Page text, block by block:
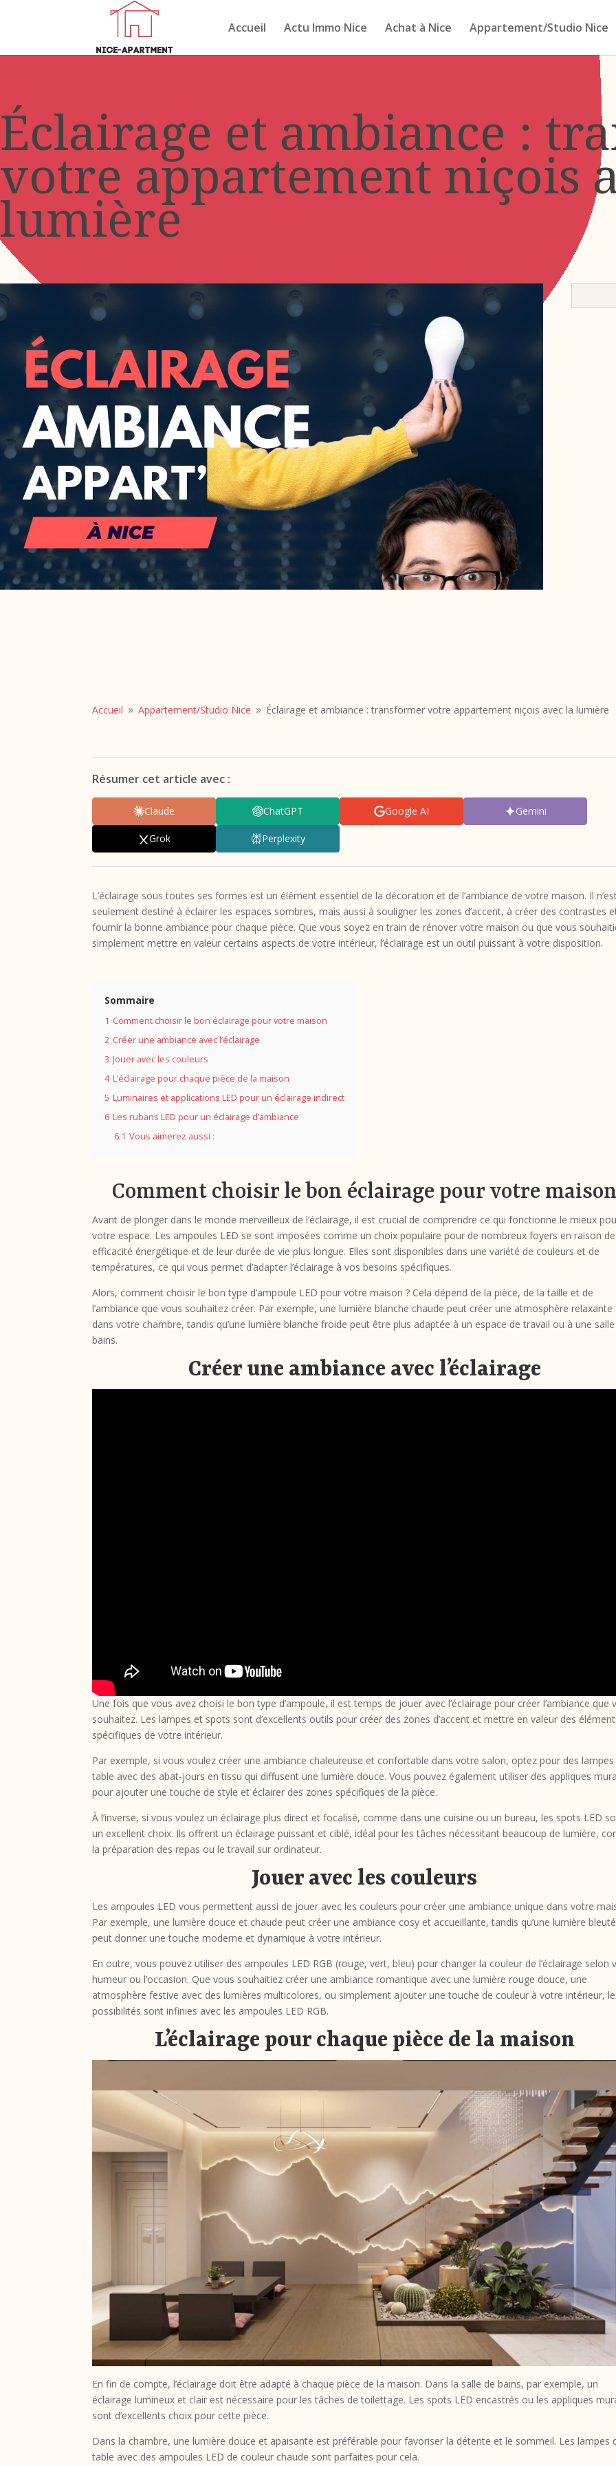
Accueil Actu Immo Nice Achat à Nice Appartement/Studio Nice
Éclairage et ambiance :
votre appartement niçois
lumière
Accueil 9 Appartement/Studio Nice 9 Éclairage et ambiance : transformer votre appartement niçois avec la lumière
Résumer cet article avec :
Claude ChatGPT Google AI Gemini
Grok Perplexity
L’éclairage sous toutes ses formes est un élément essentiel de la décoration et de l’ambiance de votre maison. Il
seulement destiné à éclairer les espaces sombres, mais aussi à souligner les zones d’accent, à créer des contrastes
fournir la bonne ambiance pour chaque pièce. Que vous soyez en train de rénover votre maison ou que vous
simplement mettre en valeur certains aspects de votre intérieur, l’éclairage est un outil puissant à votre disposition.
Sommaire
1 Comment choisir le bon éclairage pour votre maison
2 Créer une ambiance avec l’éclairage
3 Jouer avec les couleurs
4 L’éclairage pour chaque pièce de la maison
5 Luminaires et applications LED pour un éclairage indirect
6 Les rubans LED pour un éclairage d’ambiance
6.1 Vous aimerez aussi :
Comment choisir le bon éclairage pour votre maison
Avant de plonger dans le monde merveilleux de l’éclairage, il est crucial de comprendre ce qui fonctionne le mieux
votre espace. Les ampoules LED se sont imposées comme un choix populaire pour de nombreux foyers en raison
efficacité énergétique et de leur durée de vie plus longue. Elles sont disponibles dans une variété de couleurs et de
températures, ce qui vous permet d’adapter l’éclairage à vos besoins spécifiques.
Alors, comment choisir le bon type d’ampoule LED pour votre maison ? Cela dépend de la pièce, de la taille et de
l’ambiance que vous souhaitez créer. Par exemple, une lumière blanche chaude peut créer une atmosphère relaxante
dans votre chambre, tandis qu’une lumière blanche froide peut être plus adaptée à un espace de travail ou à une
bains.
Créer une ambiance avec l’éclairage
Une fois que vous avez choisi le bon type d’ampoule, il est temps de jouer avec l’éclairage pour créer l’ambiance que
souhaitez. Les lampes et spots sont d’excellents outils pour créer des zones d’accent et mettre en valeur des
spécifiques de votre intérieur.
Par exemple, si vous voulez créer une ambiance chaleureuse et confortable dans votre salon, optez pour des lampes
table avec des abat-jours en tissu qui diffusent une lumière douce. Vous pouvez également utiliser des appliques
pour ajouter une touche de style et éclairer des zones spécifiques de la pièce.
À l’inverse, si vous voulez un éclairage plus direct et focalisé, comme dans une cuisine ou un bureau, les spots LED
un excellent choix. Ils offrent un éclairage puissant et ciblé, idéal pour les tâches nécessitant beaucoup de lumière,
la préparation des repas ou le travail sur ordinateur.
Jouer avec les couleurs
Les ampoules LED vous permettent aussi de jouer avec les couleurs pour créer une ambiance unique dans votre
Par exemple, une lumière douce et chaude peut créer une ambiance cosy et accueillante, tandis qu’une lumière
peut donner une touche moderne et dynamique à votre intérieur.
En outre, vous pouvez utiliser des ampoules LED RGB (rouge, vert, bleu) pour changer la couleur de l’éclairage selon
humeur ou l’occasion. Que vous souhaitiez créer une ambiance romantique avec une lumière rouge douce, une
atmosphère festive avec des lumières multicolores, ou simplement ajouter une touche de couleur à votre intérieur,
possibilités sont infinies avec les ampoules LED RGB.
L’éclairage pour chaque pièce de la maison
En fin de compte, l’éclairage doit être adapté à chaque pièce de la maison. Dans la salle de bains, par exemple, un
éclairage lumineux et clair est nécessaire pour les tâches de toilettage. Les spots LED encastrés ou les appliques
sont d’excellents choix pour cette pièce.
Dans la chambre, une lumière douce et apaisante est préférable pour favoriser la détente et le sommeil. Les lampes
table avec des ampoules LED de couleur chaude sont parfaites pour cela.